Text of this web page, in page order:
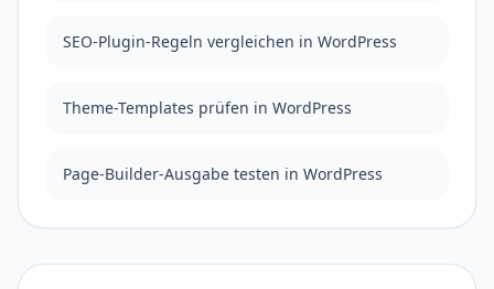
SEO-Plugin-Regeln vergleichen in WordPress
Theme-Templates prüfen in WordPress
Page-Builder-Ausgabe testen in WordPress